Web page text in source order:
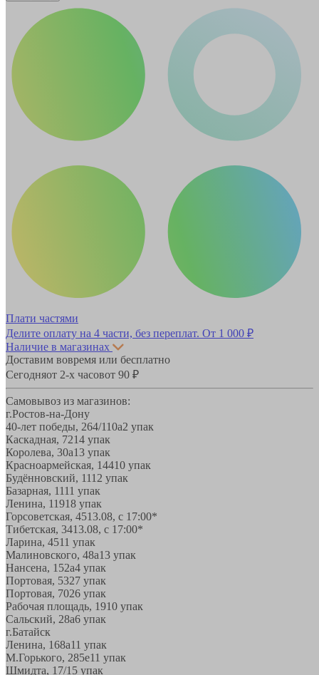
Плати частями
Делите оплату на 4 части, без переплат. От 1 000 ₽
Наличие в магазинах
Доставим вовремя или бесплатно
Сегодняот 2-х часовот 90 ₽
Самовывоз из магазинов:
г.Ростов-на-Дону
40-лет победы, 264/110а2 упак
Каскадная, 7214 упак
Королева, 30а13 упак
Красноармейская, 14410 упак
Будённовский, 1112 упак
Базарная, 1111 упак
Ленина, 11918 упак
Горсоветская, 4513.08, с 17:00*
Тибетская, 3413.08, с 17:00*
Ларина, 4511 упак
Малиновского, 48а13 упак
Нансена, 152а4 упак
Портовая, 5327 упак
Портовая, 7026 упак
Рабочая площадь, 1910 упак
Сальский, 28a6 упак
г.Батайск
Ленина, 168а11 упак
М.Горького, 285е11 упак
Шмидта, 17/1 5 упак